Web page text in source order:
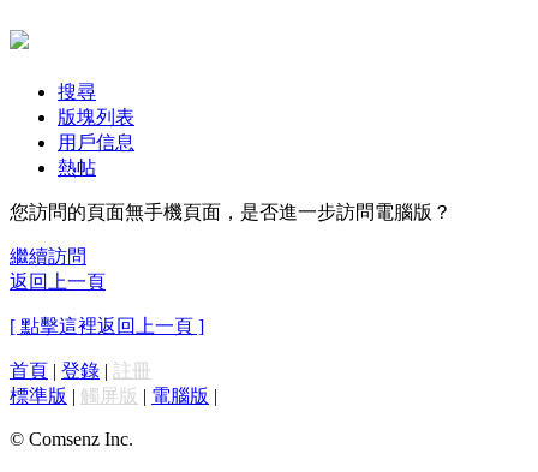
搜尋
版塊列表
用戶信息
熱帖
您訪問的頁面無手機頁面，是否進一步訪問電腦版？
繼續訪問
返回上一頁
[ 點擊這裡返回上一頁 ]
首頁 | 登錄 | 註冊
標準版 | 觸屏版 | 電腦版 |
© Comsenz Inc.